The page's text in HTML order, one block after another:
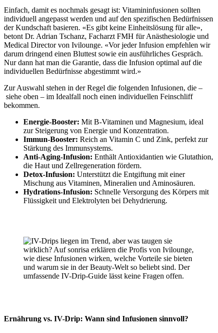
Einfach, damit es nochmals gesagt ist: Vitamininfusionen sollten
individuell angepasst werden und auf den spezifischen Bedürfnissen
der Kundschaft basieren. «Es gibt keine Einheitslösung für alle»,
betont Dr. Adrian Tschanz, Facharzt FMH für Anästhesiologie und
Medical Director von Ivilounge. «Vor jeder Infusion empfehlen wir
darum dringend einen Bluttest sowie ein ausführliches Gespräch.
Nur dann hat man die Garantie, dass die Infusion optimal auf die
individuellen Bedürfnisse abgestimmt wird.»
Zur Auswahl stehen in der Regel die folgenden Infusionen, die –
siehe oben – im Idealfall noch einen individuellen Feinschliff
bekommen.
Energie-Booster: Mit B-Vitaminen und Magnesium, ideal
zur Steigerung von Energie und Konzentration.
Immun-Booster: Reich an Vitamin C und Zink, perfekt zur
Stärkung des Immunsystems.
Anti-Aging-Infusion: Enthält Antioxidantien wie Glutathion,
die Haut und Zellregeneration fördern.
Detox-Infusion: Unterstützt die Entgiftung mit einer
Mischung aus Vitaminen, Mineralien und Aminosäuren.
Hydrations-Infusion: Schnelle Versorgung des Körpers mit
Flüssigkeit und Elektrolyten bei Dehydrierung.
Ernährung vs. IV-Drip: Wann sind Infusionen sinnvoll?